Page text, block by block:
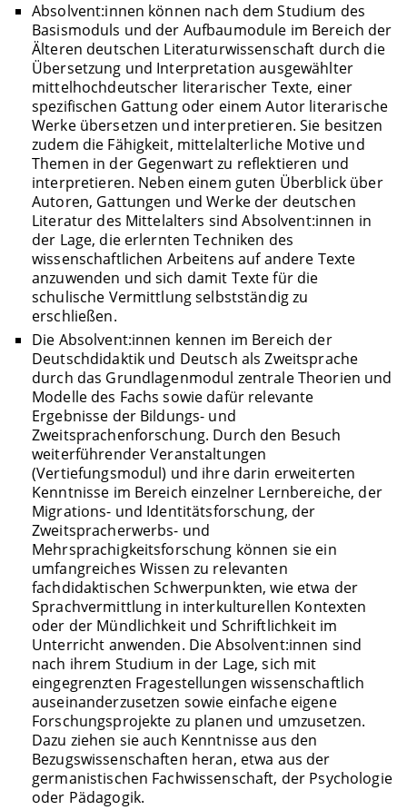
Absolvent:innen können nach dem Studium des
Basismoduls und der Aufbaumodule im Bereich der
Älteren deutschen Literaturwissenschaft durch die
Übersetzung und Interpretation ausgewählter
mittelhochdeutscher literarischer Texte, einer
spezifischen Gattung oder einem Autor literarische
Werke übersetzen und interpretieren. Sie besitzen
zudem die Fähigkeit, mittelalterliche Motive und
Themen in der Gegenwart zu reflektieren und
interpretieren. Neben einem guten Überblick über
Autoren, Gattungen und Werke der deutschen
Literatur des Mittelalters sind Absolvent:innen in
der Lage, die erlernten Techniken des
wissenschaftlichen Arbeitens auf andere Texte
anzuwenden und sich damit Texte für die
schulische Vermittlung selbstständig zu
erschließen.
Die Absolvent:innen kennen im Bereich der
Deutschdidaktik und Deutsch als Zweitsprache
durch das Grundlagenmodul zentrale Theorien und
Modelle des Fachs sowie dafür relevante
Ergebnisse der Bildungs- und
Zweitsprachenforschung. Durch den Besuch
weiterführender Veranstaltungen
(Vertiefungsmodul) und ihre darin erweiterten
Kenntnisse im Bereich einzelner Lernbereiche, der
Migrations- und Identitätsforschung, der
Zweitspracherwerbs- und
Mehrsprachigkeitsforschung können sie ein
umfangreiches Wissen zu relevanten
fachdidaktischen Schwerpunkten, wie etwa der
Sprachvermittlung in interkulturellen Kontexten
oder der Mündlichkeit und Schriftlichkeit im
Unterricht anwenden. Die Absolvent:innen sind
nach ihrem Studium in der Lage, sich mit
eingegrenzten Fragestellungen wissenschaftlich
auseinanderzusetzen sowie einfache eigene
Forschungsprojekte zu planen und umzusetzen.
Dazu ziehen sie auch Kenntnisse aus den
Bezugswissenschaften heran, etwa aus der
germanistischen Fachwissenschaft, der Psychologie
oder Pädagogik.